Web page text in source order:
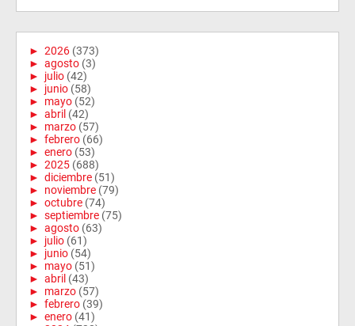
► 2026 (373)
► agosto (3)
► julio (42)
► junio (58)
► mayo (52)
► abril (42)
► marzo (57)
► febrero (66)
► enero (53)
► 2025 (688)
► diciembre (51)
► noviembre (79)
► octubre (74)
► septiembre (75)
► agosto (63)
► julio (61)
► junio (54)
► mayo (51)
► abril (43)
► marzo (57)
► febrero (39)
► enero (41)